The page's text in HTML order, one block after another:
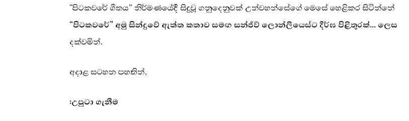
“පිටකවරේ ගීතය” නිර්මණයේදී සිදුවූ ගනුදෙනුවක් උන්වහන්සේගේ මෙසේ හෙළිකර සිටින්නේ
“පිටකවරේ” අමු සින්දුවේ ඇත්ත කතාව සමඟ සන්ජීව් ලොන්ලියෙස්ට දීර්ඝ පිළිතුරක්… ලෙස
දක්වමින්.
අදාළ සටහන පහතින්,
:උපුටා ගැනීම